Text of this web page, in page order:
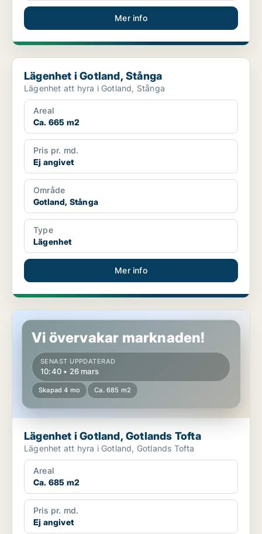
Mer info
Lägenhet i Gotland, Stånga
Lägenhet i Gotland, Stånga
Lägenhet att hyra i Gotland, Stånga
Areal
Ca. 665 m2
Pris pr. md.
Ej angivet
Område
Gotland, Stånga
Type
Lägenhet
Mer info
Lägenhet i Gotland, Gotlands Tofta
Vi övervakar marknaden!
SENAST UPPDATERAD
10:40 • 26 mars
Skapad 4 mo Ca. 685 m2
Lägenhet i Gotland, Gotlands Tofta
Lägenhet att hyra i Gotland, Gotlands Tofta
Areal
Ca. 685 m2
Pris pr. md.
Ej angivet